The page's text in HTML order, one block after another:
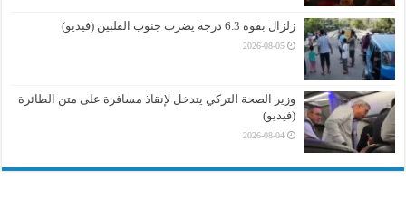
زلزال بقوة 6.3 درجة يضرب جنوب الفلبين (فيديو)
2026-08-05
وزير الصحة التركي يتدخل لإنقاذ مسافرة على متن الطائرة
(فيديو)
2026-08-04